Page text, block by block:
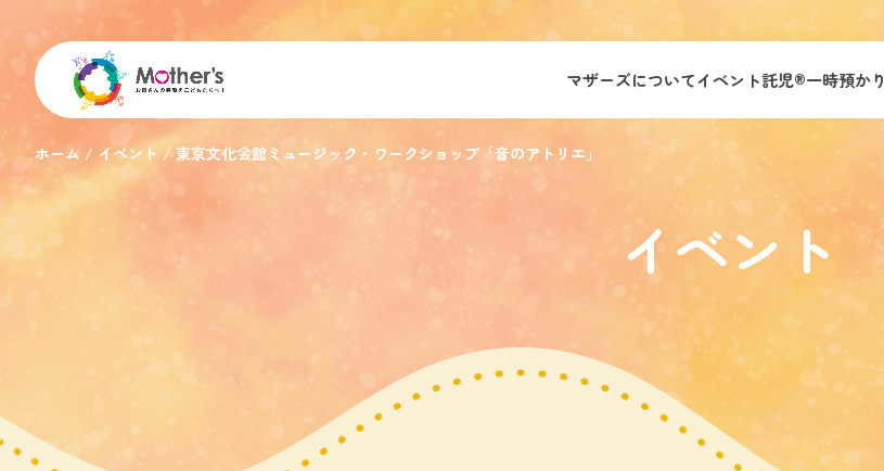
マザーズについてイベント託児®︎一時預かり
ホーム イベント 東京文化会館ミュージック・ワークショップ「音のアトリエ」
イベント